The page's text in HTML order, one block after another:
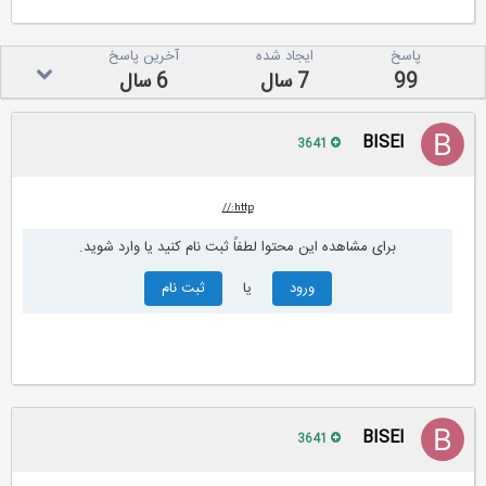
پاسخ
99
ایجاد شده آخرین پاسخ
BISEl
http://
برای مشاهده این محتوا لطفاً ثبت نام کنید یا وارد شوید.
ورود
ثبت نام
BISEl